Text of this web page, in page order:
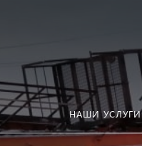
НАШИ УСЛУГИ